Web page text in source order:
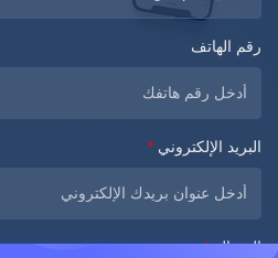
رقم الهاتف
البريد الإلكتروني *
الرسالة*